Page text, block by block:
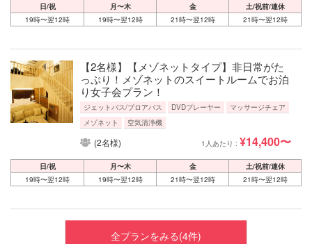
日/祝 月〜木 金
土/祝前/連休
19時〜翌12時
19時〜翌12時 21時〜翌12時 21時〜翌12時
【2名様】【メゾネットタイプ】非日常がた
っぷり！メゾネットのスイートルームでお泊
り女子会プラン！
ジェットバス/ブロアバス DVDプレーヤー
マッサージチェア
メゾネット
空気清浄機
(2名様) 1人あたり : ¥14,400〜
日/祝 月〜木 金
土/祝前/連休
19時〜翌12時
19時〜翌12時 21時〜翌12時 21時〜翌12時
全プランをみる(4件)